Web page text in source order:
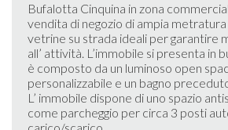
Bufalotta Cinquina in zona
vendita di negozio di ampia
vetrine su strada ideali per garantire
all’ attività. L’immobile si presenta in
è composto da un luminoso open
personalizzabile e un bagno
L’ immobile dispone di uno spazio
come parcheggio per circa 3 posti